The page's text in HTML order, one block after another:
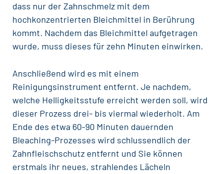
dass nur der Zahnschmelz mit dem
hochkonzentrierten Bleichmittel in Berührung
kommt. Nachdem das Bleichmittel aufgetragen
wurde, muss dieses für zehn Minuten einwirken.
Anschließend wird es mit einem
Reinigungsinstrument entfernt. Je nachdem,
welche Helligkeitsstufe erreicht werden soll, wird
dieser Prozess drei- bis viermal wiederholt. Am
Ende des etwa 60-90 Minuten dauernden
Bleaching-Prozesses wird schlussendlich der
Zahnfleischschutz entfernt und Sie können
erstmals ihr neues, strahlendes Lächeln